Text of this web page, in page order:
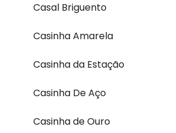
Casal Briguento
Casinha Amarela
Casinha da Estação
Casinha De Aço
Casinha de Ouro